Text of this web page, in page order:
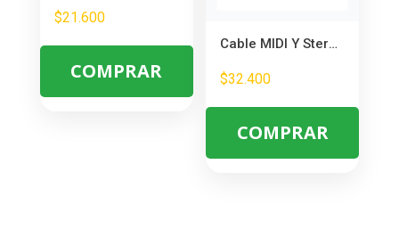
$21.600
COMPRAR
Cable MIDI Y Stereo 2 Hembras 1 Macho – Conexión Estéreo sin Interferencias
$32.400
COMPRAR